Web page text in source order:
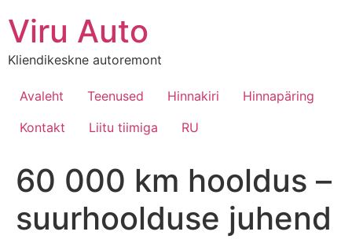
Viru Auto
Kliendikeskne autoremont
Avaleht Teenused Hinnakiri
Hinnapäring
Kontakt
Liitu tiimiga RU
60 000 km hooldus –
suurhoolduse juhend